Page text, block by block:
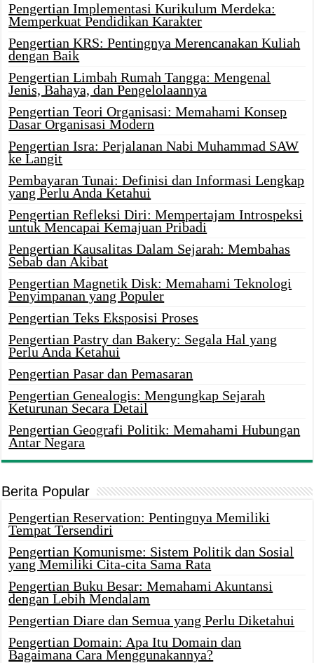
Pengertian Implementasi Kurikulum Merdeka:
Memperkuat Pendidikan Karakter
Pengertian KRS: Pentingnya Merencanakan Kuliah
dengan Baik
Pengertian Limbah Rumah Tangga: Mengenal
Jenis, Bahaya, dan Pengelolaannya
Pengertian Teori Organisasi: Memahami Konsep
Dasar Organisasi Modern
Pengertian Isra: Perjalanan Nabi Muhammad SAW
ke Langit
Pembayaran Tunai: Definisi dan Informasi Lengkap
yang Perlu Anda Ketahui
Pengertian Refleksi Diri: Mempertajam Introspeksi
untuk Mencapai Kemajuan Pribadi
Pengertian Kausalitas Dalam Sejarah: Membahas
Sebab dan Akibat
Pengertian Magnetik Disk: Memahami Teknologi
Penyimpanan yang Populer
Pengertian Teks Eksposisi Proses
Pengertian Pastry dan Bakery: Segala Hal yang
Perlu Anda Ketahui
Pengertian Pasar dan Pemasaran
Pengertian Genealogis: Mengungkap Sejarah
Keturunan Secara Detail
Pengertian Geografi Politik: Memahami Hubungan
Antar Negara
Berita Popular
Pengertian Reservation: Pentingnya Memiliki
Tempat Tersendiri
Pengertian Komunisme: Sistem Politik dan Sosial
yang Memiliki Cita-cita Sama Rata
Pengertian Buku Besar: Memahami Akuntansi
dengan Lebih Mendalam
Pengertian Diare dan Semua yang Perlu Diketahui
Pengertian Domain: Apa Itu Domain dan
Bagaimana Cara Menggunakannya?